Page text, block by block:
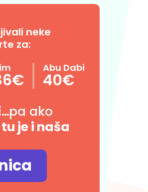
neke
za:
Abu Dabi
40€
ako
je i naša